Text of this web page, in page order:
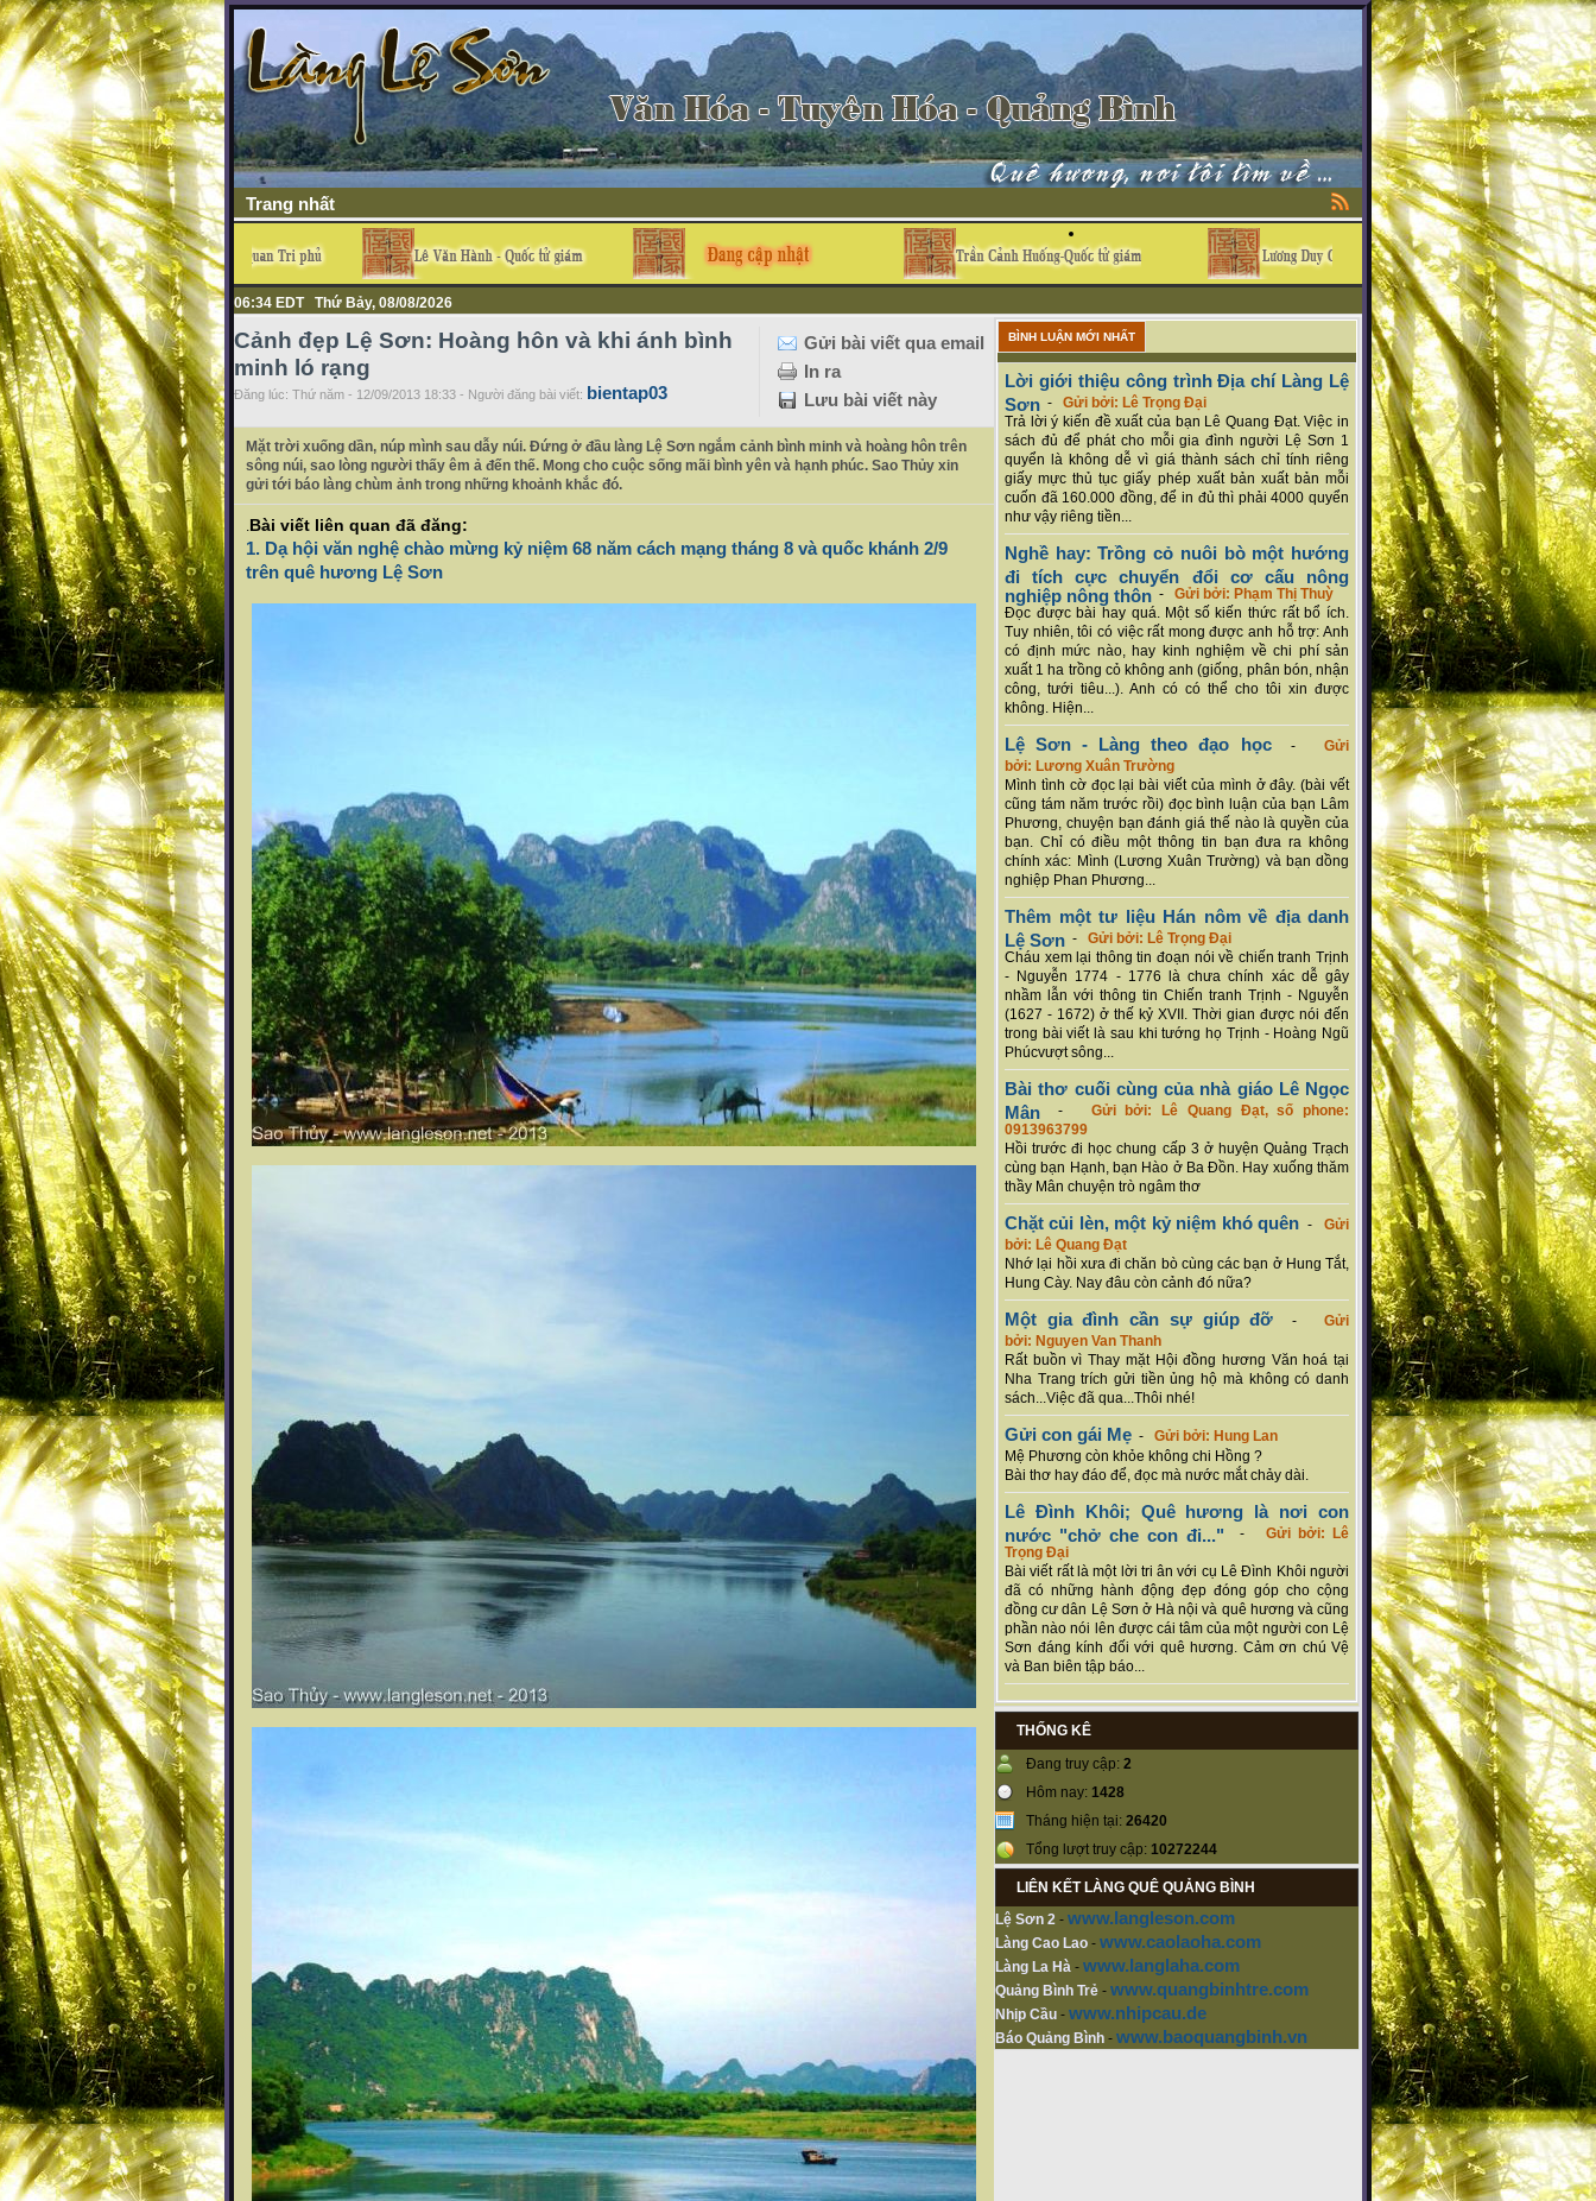
Trang nhất
06:34 EDT Thứ Bảy, 08/08/2026
Gửi bài viết qua email
In ra
Lưu bài viết này
Cảnh đẹp Lệ Sơn: Hoàng hôn và khi ánh bình
minh ló rạng
Đăng lúc: Thứ năm - 12/09/2013 18:33 - Người đăng bài viết: bientap03
Mặt trời xuống dần, núp mình sau dẫy núi. Đứng ở đầu làng Lệ Sơn ngắm cảnh bình minh và hoàng hôn trên
sông núi, sao lòng người thấy êm ả đến thế. Mong cho cuộc sống mãi bình yên và hạnh phúc. Sao Thủy xin
gửi tới báo làng chùm ảnh trong những khoảnh khắc đó.
.Bài viết liên quan đã đăng:
1. Dạ hội văn nghệ chào mừng kỷ niệm 68 năm cách mạng tháng 8 và quốc khánh 2/9
trên quê hương Lệ Sơn
BÌNH LUẬN MỚI NHẤT
Lời giới thiệu công trình Địa chí Làng Lệ
Sơn - Gửi bởi: Lê Trọng Đại
Trả lời ý kiến đề xuất của bạn Lê Quang Đạt. Việc in
sách đủ để phát cho mỗi gia đình người Lệ Sơn 1
quyển là không dễ vì giá thành sách chỉ tính riêng
giấy mực thủ tục giấy phép xuất bản xuất bản mỗi
cuốn đã 160.000 đồng, để in đủ thì phải 4000 quyển
như vậy riêng tiền...
Nghề hay: Trồng cỏ nuôi bò một hướng
đi tích cực chuyển đổi cơ cấu nông
nghiệp nông thôn - Gửi bởi: Phạm Thị Thuỳ
Đọc được bài hay quá. Một số kiến thức rất bổ ích.
Tuy nhiên, tôi có việc rất mong được anh hỗ trợ: Anh
có định mức nào, hay kinh nghiệm về chi phí sản
xuất 1 ha trồng cỏ không anh (giống, phân bón, nhận
công, tưới tiêu...). Anh có có thể cho tôi xin được
không. Hiện...
Lệ Sơn - Làng theo đạo học-Gửi
bởi: Lương Xuân Trường
Mình tình cờ đọc lại bài viết của mình ở đây. (bài vết
cũng tám năm trước rồi) đọc bình luận của bạn Lâm
Phương, chuyện bạn đánh giá thế nào là quyền của
bạn. Chỉ có điều một thông tin bạn đưa ra không
chính xác: Mình (Lương Xuân Trường) và bạn dồng
nghiệp Phan Phương...
Thêm một tư liệu Hán nôm về địa danh
Lệ Sơn - Gửi bởi: Lê Trọng Đại
Cháu xem lại thông tin đoạn nói về chiến tranh Trịnh
- Nguyễn 1774 - 1776 là chưa chính xác dễ gây
nhầm lẫn với thông tin Chiến tranh Trịnh - Nguyễn
(1627 - 1672) ở thế kỷ XVII. Thời gian được nói đến
trong bài viết là sau khi tướng họ Trịnh - Hoàng Ngũ
Phúcvượt sông...
Bài thơ cuối cùng của nhà giáo Lê Ngọc
Mân - Gửi bởi: Lê Quang Đạt, số phone:
0913963799
Hồi trước đi học chung cấp 3 ở huyện Quảng Trạch
cùng bạn Hạnh, bạn Hào ở Ba Đồn. Hay xuống thăm
thầy Mân chuyện trò ngâm thơ
Chặt củi lèn, một kỷ niệm khó quên-Gửi
bởi: Lê Quang Đạt
Nhớ lại hồi xưa đi chăn bò cùng các bạn ở Hung Tắt,
Hung Cày. Nay đâu còn cảnh đó nữa?
Một gia đình cần sự giúp đỡ -Gửi
bởi: Nguyen Van Thanh
Rất buồn vì Thay mặt Hội đồng hương Văn hoá tại
Nha Trang trích gửi tiền ủng hộ mà không có danh
sách...Việc đã qua...Thôi nhé!
Gửi con gái Mẹ - Gửi bởi: Hung Lan
Mệ Phương còn khỏe không chi Hồng ?
Bài thơ hay đáo để, đọc mà nước mắt chảy dài.
Lê Đình Khôi; Quê hương là nơi con
nước "chở che con đi..." - Gửi bởi: Lê
Trọng Đại
Bài viết rất là một lời tri ân với cụ Lê Đình Khôi người
đã có những hành động đẹp đóng góp cho cộng
đồng cư dân Lệ Sơn ở Hà nội và quê hương và cũng
phần nào nói lên được cái tâm của một người con Lệ
Sơn đáng kính đối với quê hương. Cảm ơn chú Vệ
và Ban biên tập báo...
THỐNG KÊ
Đang truy cập: 2
Hôm nay: 1428
Tháng hiện tại: 26420
Tổng lượt truy cập: 10272244
LIÊN KẾT LÀNG QUÊ QUẢNG BÌNH
Lệ Sơn 2 - www.langleson.com
Làng Cao Lao - www.caolaoha.com
Làng La Hà - www.langlaha.com
Quảng Bình Trẻ - www.quangbinhtre.com
Nhịp Cầu - www.nhipcau.de
Báo Quảng Bình - www.baoquangbinh.vn